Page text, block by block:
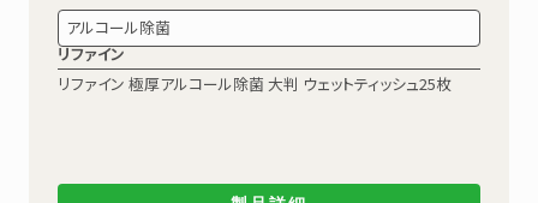
アルコール除菌
リファイン
リファイン 極厚アルコール除菌 大判 ウェットティッシュ25枚